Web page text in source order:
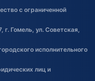
с ограниченной
Гомель, ул. Советская,
исполнительного
лиц и